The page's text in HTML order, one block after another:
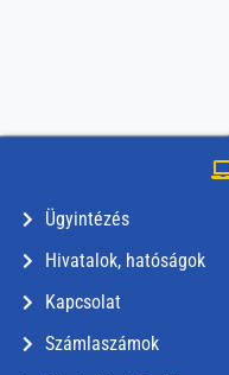
Ügyintézés
Hivatalok, hatóságok
Kapcsolat
Számlaszámok